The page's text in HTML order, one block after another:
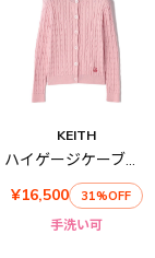
KEITH
ハイゲージケーブルニットカーディガン
¥16,500
31%OFF
手洗い可